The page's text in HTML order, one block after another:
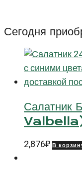
26
см
Нами
(Nami)
Сегодня
Салатник
2,876₽ В